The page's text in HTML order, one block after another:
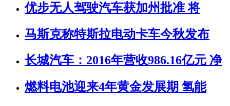
优步无人驾驶汽车获加州批准 将
马斯克称特斯拉电动卡车今秋发布
长城汽车：2016年营收986.16亿元 净
燃料电池迎来4年黄金发展期 氢能